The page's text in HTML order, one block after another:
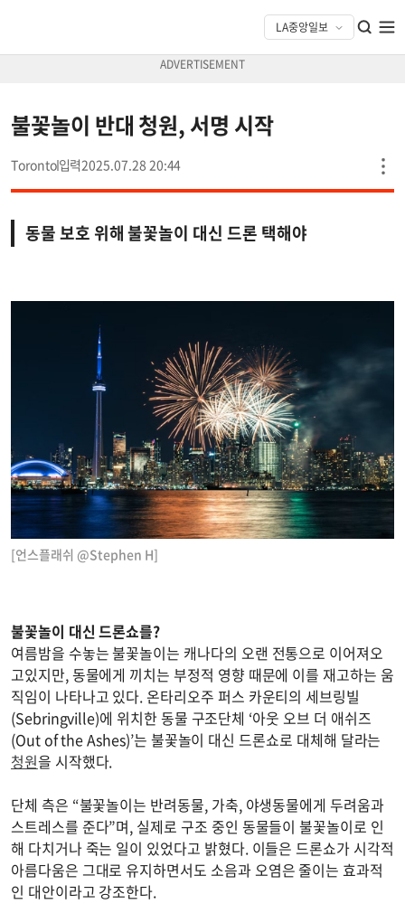
불꽃놀이 반대 청원, 서명 시작
Toronto 2025.07.28 20:44
동물 보호 위해 불꽃놀이 대신 드론 택해야
[언스플래쉬 @Stephen H]
불꽃놀이 대신 드론쇼를?
여름밤을 수놓는 불꽃놀이는 캐나다의 오랜 전통으로 이어져오
고있지만, 동물에게 끼치는 부정적 영향 때문에 이를 재고하는 움
직임이 나타나고 있다. 온타리오주 퍼스 카운티의 세브링빌
(Sebringville)에 위치한 동물 구조단체 ‘아웃 오브 더 애쉬즈
(Out of the Ashes)’는 불꽃놀이 대신 드론쇼로 대체해 달라는
청원을 시작했다.
단체 측은 “불꽃놀이는 반려동물, 가축, 야생동물에게 두려움과
스트레스를 준다”며, 실제로 구조 중인 동물들이 불꽃놀이로 인
해 다치거나 죽는 일이 있었다고 밝혔다. 이들은 드론쇼가 시각적
아름다움은 그대로 유지하면서도 소음과 오염은 줄이는 효과적
인 대안이라고 강조한다.